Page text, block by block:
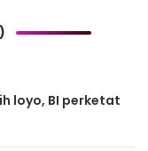
loyo, BI perketat